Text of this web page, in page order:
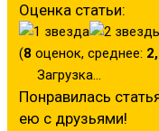
Оценка статьи:
(8 оценок, среднее:
Загрузка...
Понравилась
ею с друзьями!